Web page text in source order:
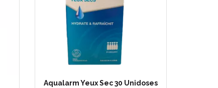
Aqualarm Yeux Sec 30 Unidoses